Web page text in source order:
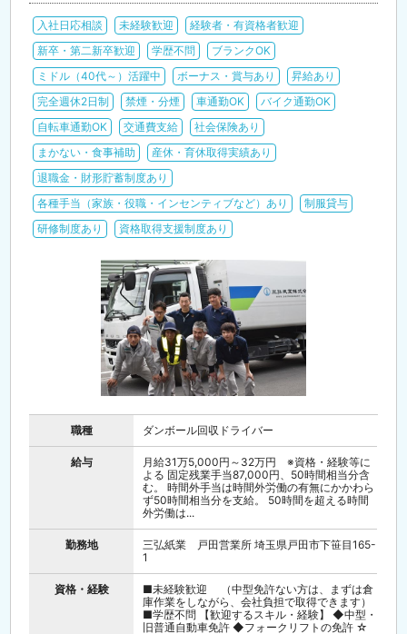
入社日応相談 未経験歓迎
経験者・有資格者歓迎
新卒・第二新卒歓迎
学歴不問
ブランクOK
ミドル（40代～）活躍中
ボーナス・賞与あり
昇給あり
完全週休2日制
禁煙・分煙 車通勤OK
バイク通勤OK
自転車通勤OK
交通費支給
社会保険あり
まかない・食事補助
産休・育休取得実績あり
退職金・財形貯蓄制度あり
各種手当（家族・役職・インセンティブなど）あり
制服貸与
研修制度あり
資格取得支援制度あり
職種 ダンボール回収ドライバー
給与
月給31万5,000円～32万円 ※資格・経験等に
よる 固定残業手当87,000円、50時間相当分含
む。 時間外手当は時間外労働の有無にかかわら
ず50時間相当分を支給。 50時間を超える時間
外労働は...
勤務地
三弘紙業 戸田営業所 埼玉県戸田市下笹目165-
1
資格・経験
■未経験歓迎 （中型免許ない方は、まずは倉
庫作業をしながら、会社負担で取得できます）
■学歴不問 【歓迎するスキル・経験】 ◆中型・
旧普通自動車免許 ◆フォークリフトの免許 ☆